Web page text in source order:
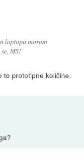
laptopu moram
MS!
to prototipne količine.